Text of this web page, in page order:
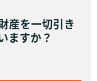
産を一切引き
ますか？